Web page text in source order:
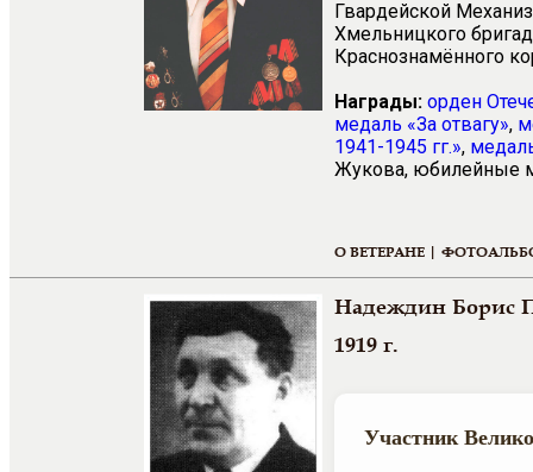
Гвардейской
Хмельницкого
Краснознамённого
Награды: орден
медаль «За отвагу»,
1941-1945 гг.»,
Жукова, юбилейные
О ВЕТЕРАНЕ |
Надеждин Борис
1919 г.
Участник